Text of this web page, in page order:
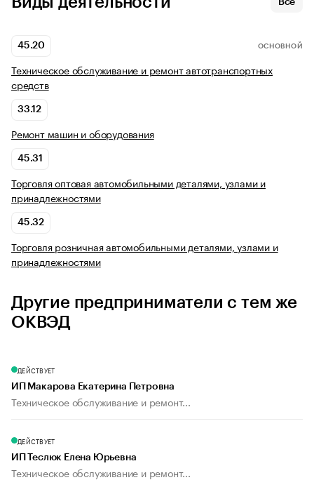
Все
45.20 ОСНОВНОЙ
Техническое обслуживание и ремонт автотранспортных
средств
33.12
Ремонт машин и оборудования
45.31
Торговля оптовая автомобильными деталями, узлами и
принадлежностями
45.32
Торговля розничная автомобильными деталями, узлами и
принадлежностями
Другие предприниматели с тем же
ОКВЭД
ДЕЙСТВУЕТ
ИП Макарова Екатерина Петровна
Техническое обслуживание и ремонт...
ДЕЙСТВУЕТ
ИП Теслюк Елена Юрьевна
Техническое обслуживание и ремонт...